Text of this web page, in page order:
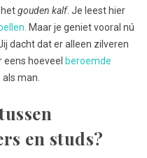
gouden kalf. Je leest hier
Maar je geniet vooral nú
dacht dat er alleen zilveren
hoeveel beroemde
man.
en studs?